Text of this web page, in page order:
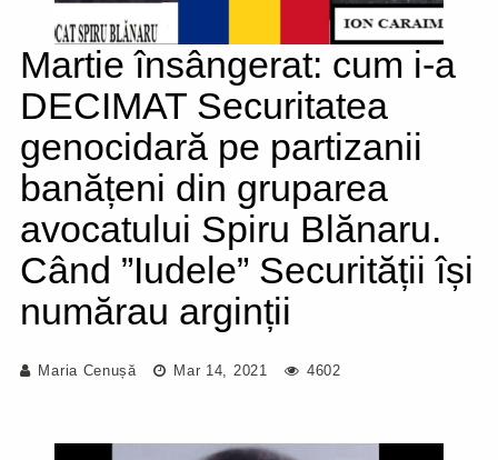
Martie însângerat: cum i-a
DECIMAT Securitatea
genocidară pe partizanii
banățeni din gruparea
avocatului Spiru Blănaru.
Când ”Iudele” Securității își
numărau arginții
Maria Cenușă Mar 14, 2021 4602